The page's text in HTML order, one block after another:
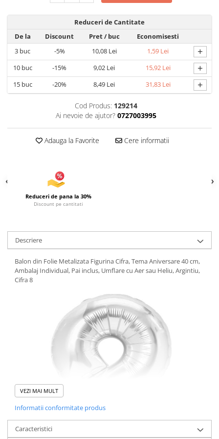
Articole pentru Iluminat
Lampi de veghe
Articole si, Echipamente pentru
Transport şi Ridicat
Pelerine, Umbrele si Accesorii
Videoproiectoare
Reduceri de Cantitate
De la
Discount Pret/ buc
Economisesti
3 buc -5% 10,08 Lei 1,59 Lei +
10buc -15% 9,02 Lei 15,92 Lei +
15buc -20% 8,49 Lei 31,83 Lei +
Cod Produs: 129214
Ai nevoie de ajutor? 0727003995
Adauga la Favorite Cere informatii
Reduceri de pana la 30%
Discount pe cantitati
Descriere
Balon din Folie Metalizata Figurina Cifra, Tema Aniversare 40 cm,
Ambalaj Individual, Pai inclus, Umflare cu Aer sau Heliu, Argintiu,
Cifra 8
VEZI MAI MULT
Informatii conformitate produs
Caracteristici